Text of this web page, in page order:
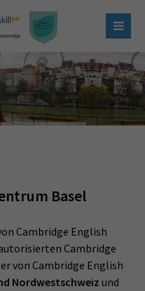
Basel
Cambridge English
Cambridge
von Cambridge English
Nordwestschweiz und